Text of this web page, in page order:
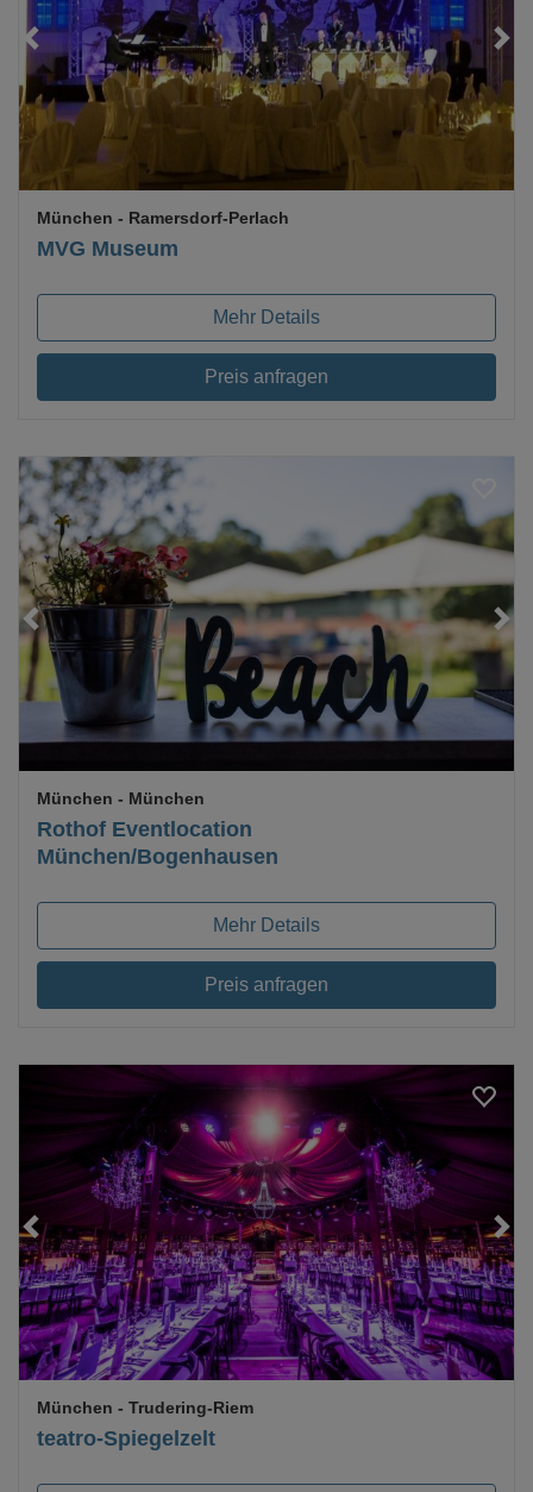
Loading...
MVG Museum
München - Ramersdorf-Perlach
Mehr Details
Preis anfragen
Loading...
Rothof Eventlocation
München/Bogenhausen
München - München
Mehr Details
Preis anfragen
Loading...
teatro-Spiegelzelt
München - Trudering-Riem